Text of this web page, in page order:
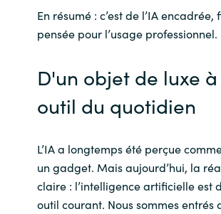
En résumé : c’est de l’IA encadrée,
pensée pour l’usage professionnel.
D'un objet de luxe
outil du quotidien
L’IA a longtemps été perçue
un gadget. Mais aujourd’hui, la
claire : l’intelligence artificielle est
outil courant. Nous sommes entrés